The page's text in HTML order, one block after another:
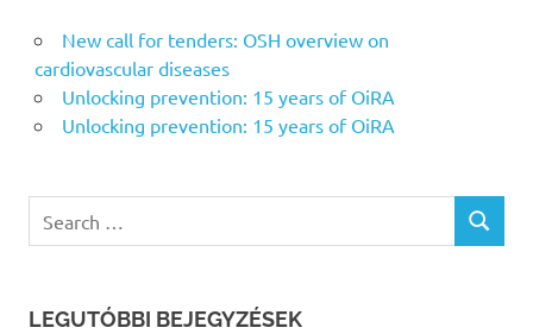
New call for tenders: OSH overview on
cardiovascular diseases
Unlocking prevention: 15 years of OiRA
Unlocking prevention: 15 years of OiRA
for:
SEARCH
LEGUTÓBBI BEJEGYZÉSEK